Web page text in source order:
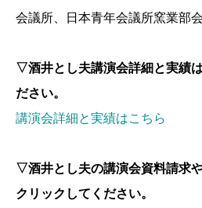
会議所、日本青年会議所窯業部
▽酒井とし夫講演会詳細と実績
ださい。
講演会詳細と実績はこちら
▽酒井とし夫の講演会資料請求
クリックしてください。